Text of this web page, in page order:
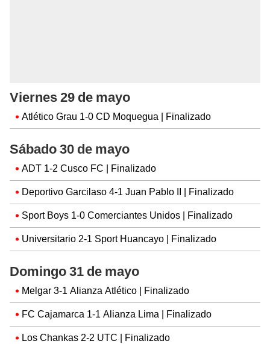
Viernes 29 de mayo
Atlético Grau 1-0 CD Moquegua | Finalizado
Sábado 30 de mayo
ADT 1-2 Cusco FC | Finalizado
Deportivo Garcilaso 4-1 Juan Pablo II | Finalizado
Sport Boys 1-0 Comerciantes Unidos | Finalizado
Universitario 2-1 Sport Huancayo | Finalizado
Domingo 31 de mayo
Melgar 3-1 Alianza Atlético | Finalizado
FC Cajamarca 1-1 Alianza Lima | Finalizado
Los Chankas 2-2 UTC | Finalizado